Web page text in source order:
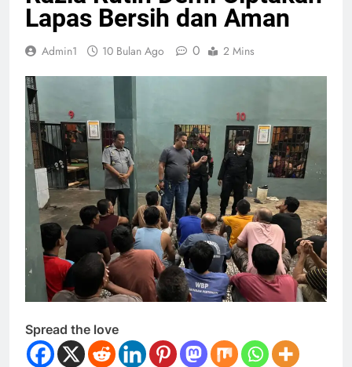
Lapas Bersih dan Aman
Admin1 10 Bulan Ago 0 2 Mins
Spread the love